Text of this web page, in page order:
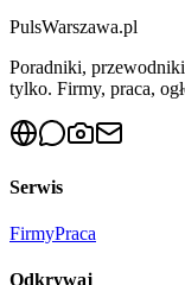
PulsWarszawa.pl
Poradniki,
tylko. Firmy, praca,
Serwis
FirmyPraca
Odkrywaj